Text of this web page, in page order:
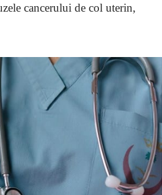
cancerului de col uterin,